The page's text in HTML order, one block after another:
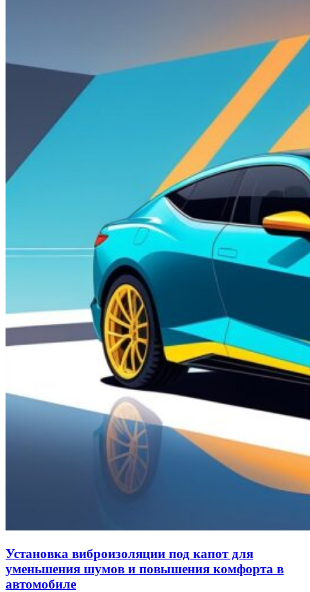
Установка виброизоляции под капот для
уменьшения шумов и повышения комфорта в
автомобиле